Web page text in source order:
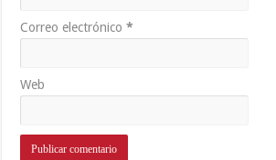
Correo electrónico*
Web